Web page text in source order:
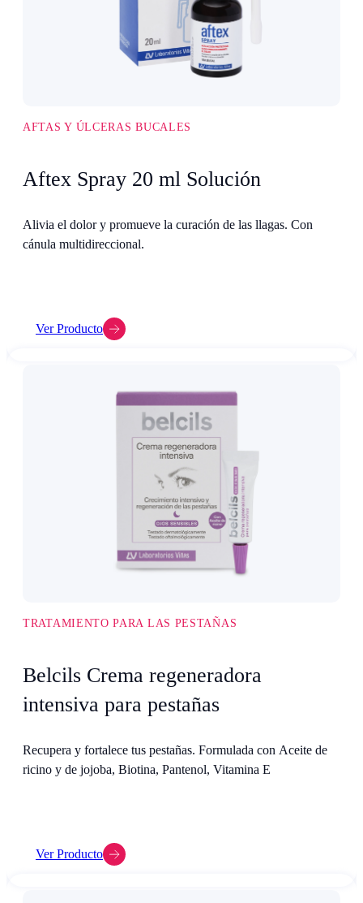
AFTAS Y ÚLCERAS BUCALES
Aftex Spray 20 ml Solución
Alivia el dolor y promueve la curación de las llagas. Con
cánula multidireccional.
Ver Producto
TRATAMIENTO PARA LAS PESTAÑAS
Belcils Crema regeneradora
intensiva para pestañas
Recupera y fortalece tus pestañas. Formulada con Aceite de
ricino y de jojoba, Biotina, Pantenol, Vitamina E
Ver Producto